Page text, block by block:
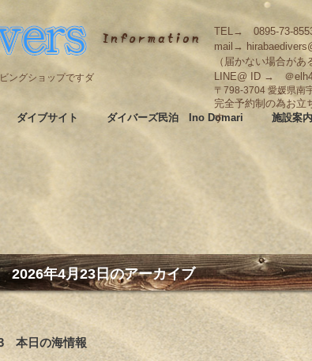
ングショップですダ
TEL→ 0895-73-8553
mail→
（届かない場合があ
LINE@ ID → ＠
〒798-3704 愛媛県南
完全予約制の為お立
す
ダイブサイト ダイバーズ民泊 Ino Domari 施設案内
2026年4月23日のアーカイブ
本日の海情報